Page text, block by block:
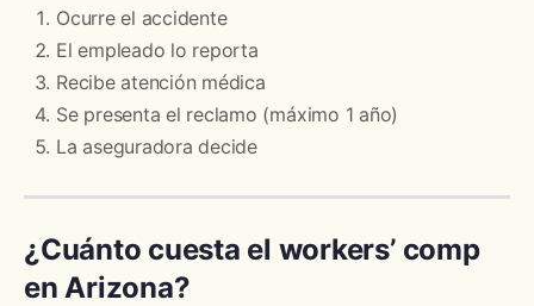
Ocurre el accidente
El empleado lo reporta
Recibe atención médica
Se presenta el reclamo (máximo 1 año)
La aseguradora decide
¿Cuánto cuesta el workers’ comp
en Arizona?